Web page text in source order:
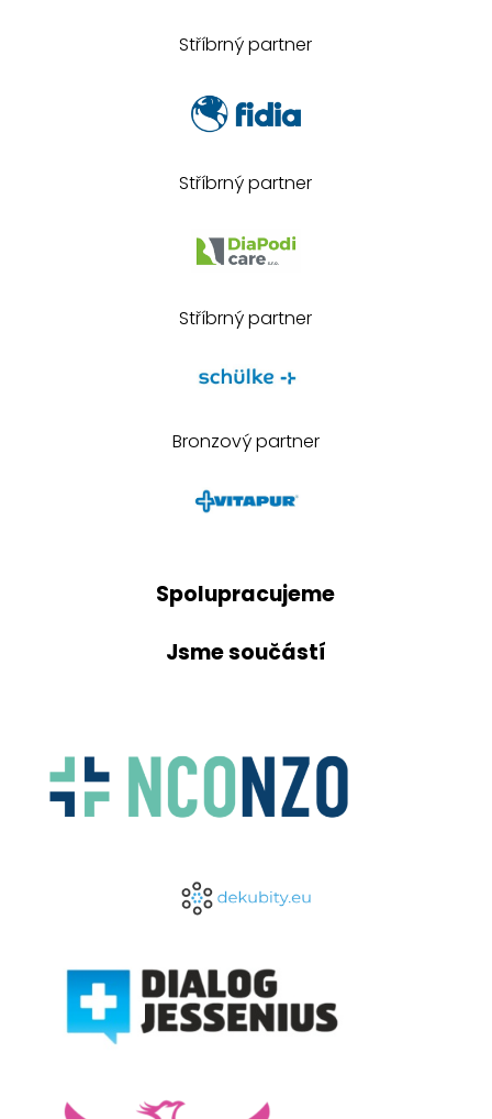
Stříbrný partner
Stříbrný partner
Stříbrný partner
Bronzový partner
Spolupracujeme
Jsme součástí